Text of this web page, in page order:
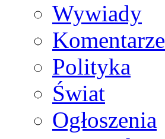
Wywiady
Komentarze
Polityka
Świat
Ogłoszenia